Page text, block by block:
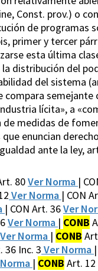
Const. prov.) o
de programas
primer y tercer
esta última
distribución del
del sistema
lícita», a
medidas de
enuncian
ante la ley,
80Ver Norma |
Ver Norma | CON
| CON Art. 36Ver
Ver Norma | CONB
Ver Norma | CONB
36 Inc. 3 Ver Norma
| CONB Art. 12